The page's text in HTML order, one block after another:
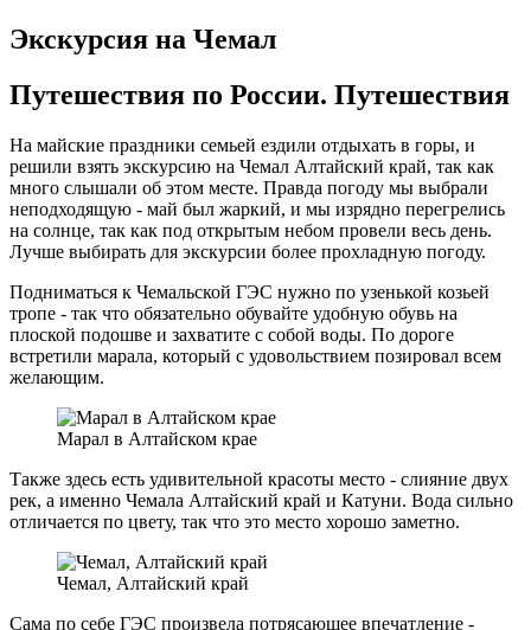
Экскурсия на Чемал
Путешествия по России. Путешествия
На майские праздники семьей ездили отдыхать в горы, и
решили взять экскурсию на Чемал Алтайский край, так как
много слышали об этом месте. Правда погоду мы выбрали
неподходящую - май был жаркий, и мы изрядно перегрелись
на солнце, так как под открытым небом провели весь день.
Лучше выбирать для экскурсии более прохладную погоду.
Подниматься к Чемальской ГЭС нужно по узенькой козьей
тропе - так что обязательно обувайте удобную обувь на
плоской подошве и захватите с собой воды. По дороге
встретили марала, который с удовольствием позировал всем
желающим.
Марал в Алтайском крае
Также здесь есть удивительной красоты место - слияние двух
рек, а именно Чемала Алтайский край и Катуни. Вода сильно
отличается по цвету, так что это место хорошо заметно.
Чемал, Алтайский край
Сама по себе ГЭС произвела потрясающее впечатление -